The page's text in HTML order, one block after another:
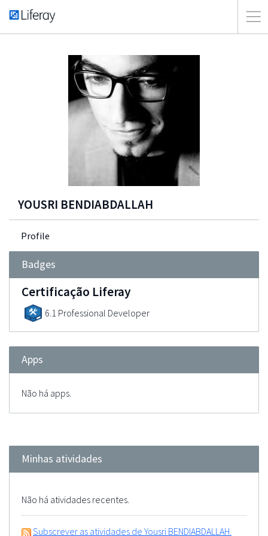
YOUSRI BENDIABDALLAH
Profile
Badges
Certificação Liferay
6.1 Professional Developer
Apps
Não há apps.
Minhas atividades
Não há atividades recentes.
Subscrever as atividades de Yousri BENDIABDALLAH.